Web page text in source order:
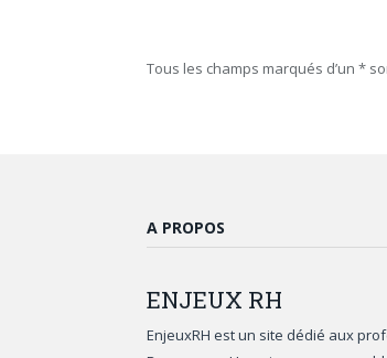
Tous les champs marqués d’un *
A PROPOS
ENJEUX RH
EnjeuxRH est un site dédié aux